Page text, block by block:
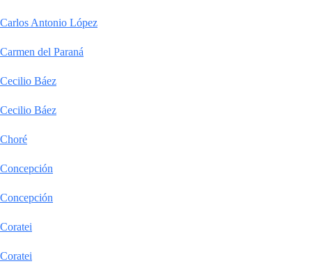
Carlos Antonio López
Carmen del Paraná
Cecilio Báez
Cecilio Báez
Choré
Concepción
Concepción
Coratei
Coratei